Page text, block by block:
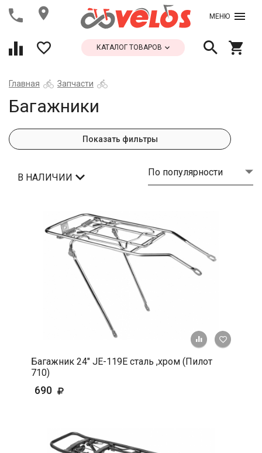
МЕНЮ
КАТАЛОГ ТОВАРОВ
Главная Запчасти
Багажники
Показать фильтры
В НАЛИЧИИ По популярности
+ К
Багажник 24" JE-119E сталь ,хром (Пилот
710)
690